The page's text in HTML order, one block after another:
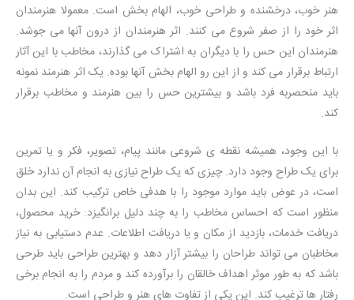
هنر خوب، درخشنده و طراحی خوب، الهام بخش است. معمولا هنرمندان
اثر خود را از صفر شروع می کنند. اثر هنرمندان از درون آنها می جوشد.
هنرمندان این حس را با دیگران به اشتراک می گذارند، مخاطب با این آثار
ارتباط برقرار می کند و از این رو الهام بخش آنها بوده. یک اثر هنرمند نمونه
باید منحصربه فرد باشد و بیشترین حس را بین هنرمند و مخاطب برقرار
کند.
با این وجود، همیشه نقطه ی شروعی مانند پیام، تصویر، فکر و یا تمرین
برای یک طراح وجود دارد. چیزی که یک طراح نیازی به انجام آن ندارد خلق
است، در عوض باید موارد موجود را با هدفی خاص ترکیب کند. این بدان
منظور است که احساس مخاطب را به چند دلیل برانگیزد: خرید محصول،
دریافت خدمات، بازدید از مکان و یا دریافت اطلاعات. عدم دستیابی به نیاز
مخاطبان می تواند طراحان را بیشتر آزار دهد و بهترین طراحی باید طرحی
باشد که به طور موثر اهداف خالقان را برآورده کند و مردم را به انجام برخی
رفتار ها ترغیب کند. این یکی از تفاوت های هنر و طراحی است.